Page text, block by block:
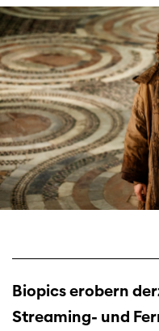
Biopics erobern
Streaming- und